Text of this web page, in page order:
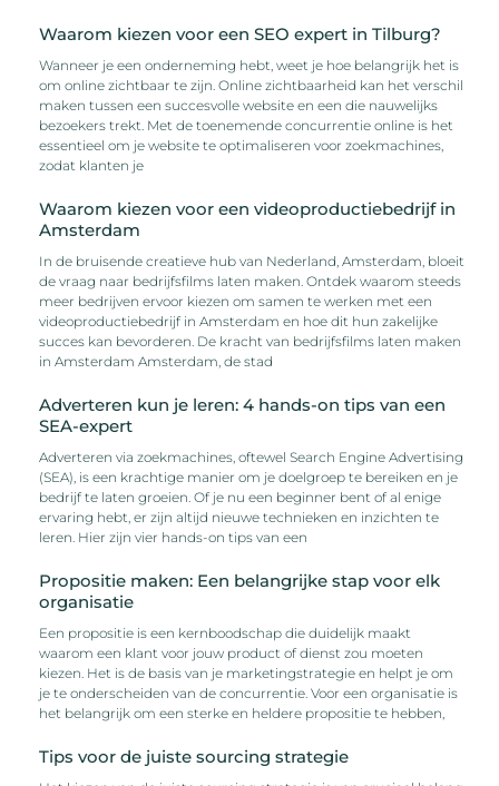
Waarom kiezen voor een SEO expert in Tilburg?
Wanneer je een onderneming hebt, weet je hoe belangrijk het is
om online zichtbaar te zijn. Online zichtbaarheid kan het verschil
maken tussen een succesvolle website en een die nauwelijks
bezoekers trekt. Met de toenemende concurrentie online is het
essentieel om je website te optimaliseren voor zoekmachines,
zodat klanten je
Waarom kiezen voor een videoproductiebedrijf in
Amsterdam
In de bruisende creatieve hub van Nederland, Amsterdam, bloeit
de vraag naar bedrijfsfilms laten maken. Ontdek waarom steeds
meer bedrijven ervoor kiezen om samen te werken met een
videoproductiebedrijf in Amsterdam en hoe dit hun zakelijke
succes kan bevorderen. De kracht van bedrijfsfilms laten maken
in Amsterdam Amsterdam, de stad
Adverteren kun je leren: 4 hands-on tips van een
SEA-expert
Adverteren via zoekmachines, oftewel Search Engine Advertising
(SEA), is een krachtige manier om je doelgroep te bereiken en je
bedrijf te laten groeien. Of je nu een beginner bent of al enige
ervaring hebt, er zijn altijd nieuwe technieken en inzichten te
leren. Hier zijn vier hands-on tips van een
Propositie maken: Een belangrijke stap voor elk
organisatie
Een propositie is een kernboodschap die duidelijk maakt
waarom een klant voor jouw product of dienst zou moeten
kiezen. Het is de basis van je marketingstrategie en helpt je om
je te onderscheiden van de concurrentie. Voor een organisatie is
het belangrijk om een sterke en heldere propositie te hebben,
Tips voor de juiste sourcing strategie